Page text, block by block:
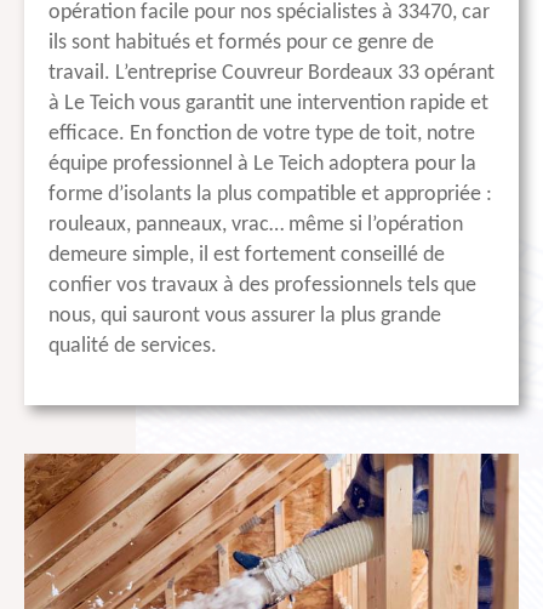
opération facile pour nos spécialistes à 33470, car
ils sont habitués et formés pour ce genre de
travail. L’entreprise Couvreur Bordeaux 33 opérant
à Le Teich vous garantit une intervention rapide et
efficace. En fonction de votre type de toit, notre
équipe professionnel à Le Teich adoptera pour la
forme d’isolants la plus compatible et appropriée :
rouleaux, panneaux, vrac… même si l’opération
demeure simple, il est fortement conseillé de
confier vos travaux à des professionnels tels que
nous, qui sauront vous assurer la plus grande
qualité de services.